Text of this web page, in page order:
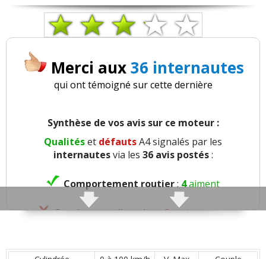
Merci aux36 internautes
qui ont témoigné sur cette dernière
Synthèse de vos avis sur ce moteur :
Qualitéset défautsA4 signalés par les
internautesvia les 36 avis postés:
Comportement routier:4aiment
Consistance direction:3n'aiment pas